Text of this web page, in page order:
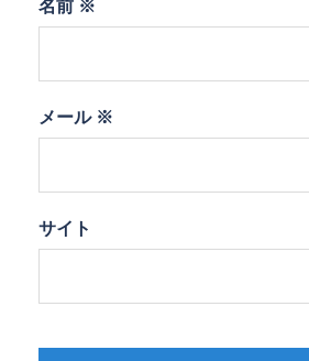
名前 ※
メール ※
サイト